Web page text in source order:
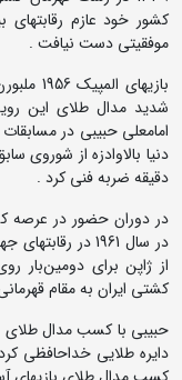
موفقیتی دست نیافت .
دقیقه ضربه فنی کرد .
در دوران حضور در عرصه
در سال 1961 در
از ژاپن برای
کشتی ایران به مقام